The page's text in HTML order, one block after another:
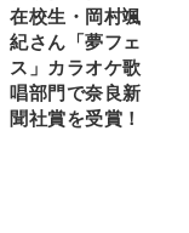
在校生・岡村颯
紀さん「夢フェ
ス」カラオケ歌
唱部門で奈良新
聞社賞を受賞！